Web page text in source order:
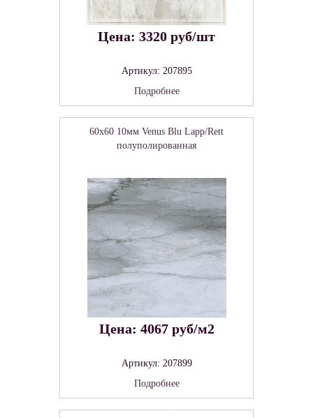
Цена: 3320 руб/шт
Артикул: 207895
Подробнее
60x60 10мм Venus Blu Lapp/Rett
полуполированная
Цена: 4067 руб/м2
Артикул: 207899
Подробнее